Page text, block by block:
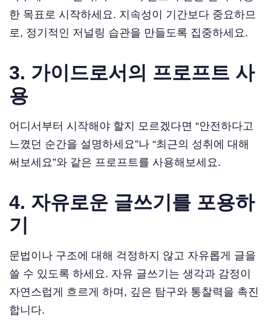
한 목표로 시작하세요. 지속성이 기간보다 중요하므
로, 정기적인 저널링 습관을 만들도록 집중하세요.
3. 가이드로서의 프로프트 사
용
어디서부터 시작해야 할지 모르겠다면 “안전하다고
느꼈던 순간을 설명하세요”나 “최근의 성취에 대해
써보세요”와 같은 프로프트를 사용해보세요.
4. 자유로운 글쓰기를 포용하
기
문법이나 구조에 대해 걱정하지 않고 자유롭게 글을
쓸 수 있도록 하세요. 자유 글쓰기는 생각과 감정이
자연스럽게 흐르게 하며, 깊은 탐구와 통찰력을 촉진
합니다.